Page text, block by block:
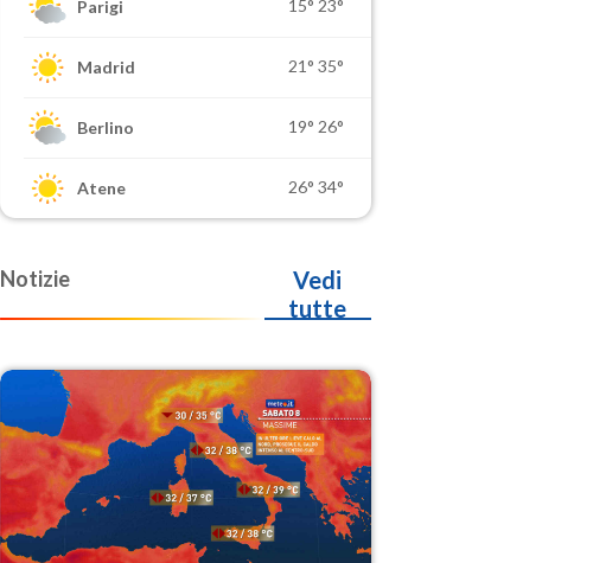
Parigi 15° 23°
Madrid 21° 35°
Berlino 19° 26°
Atene 26° 34°
Notizie
Vedi
tutte